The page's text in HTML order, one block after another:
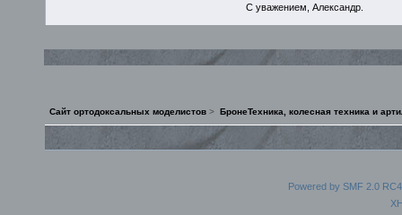
С уважением, Александр.
Сайт ортодоксальных моделистов > БронеТехника, колесная техника и
Powered by SMF 2.0 RC4